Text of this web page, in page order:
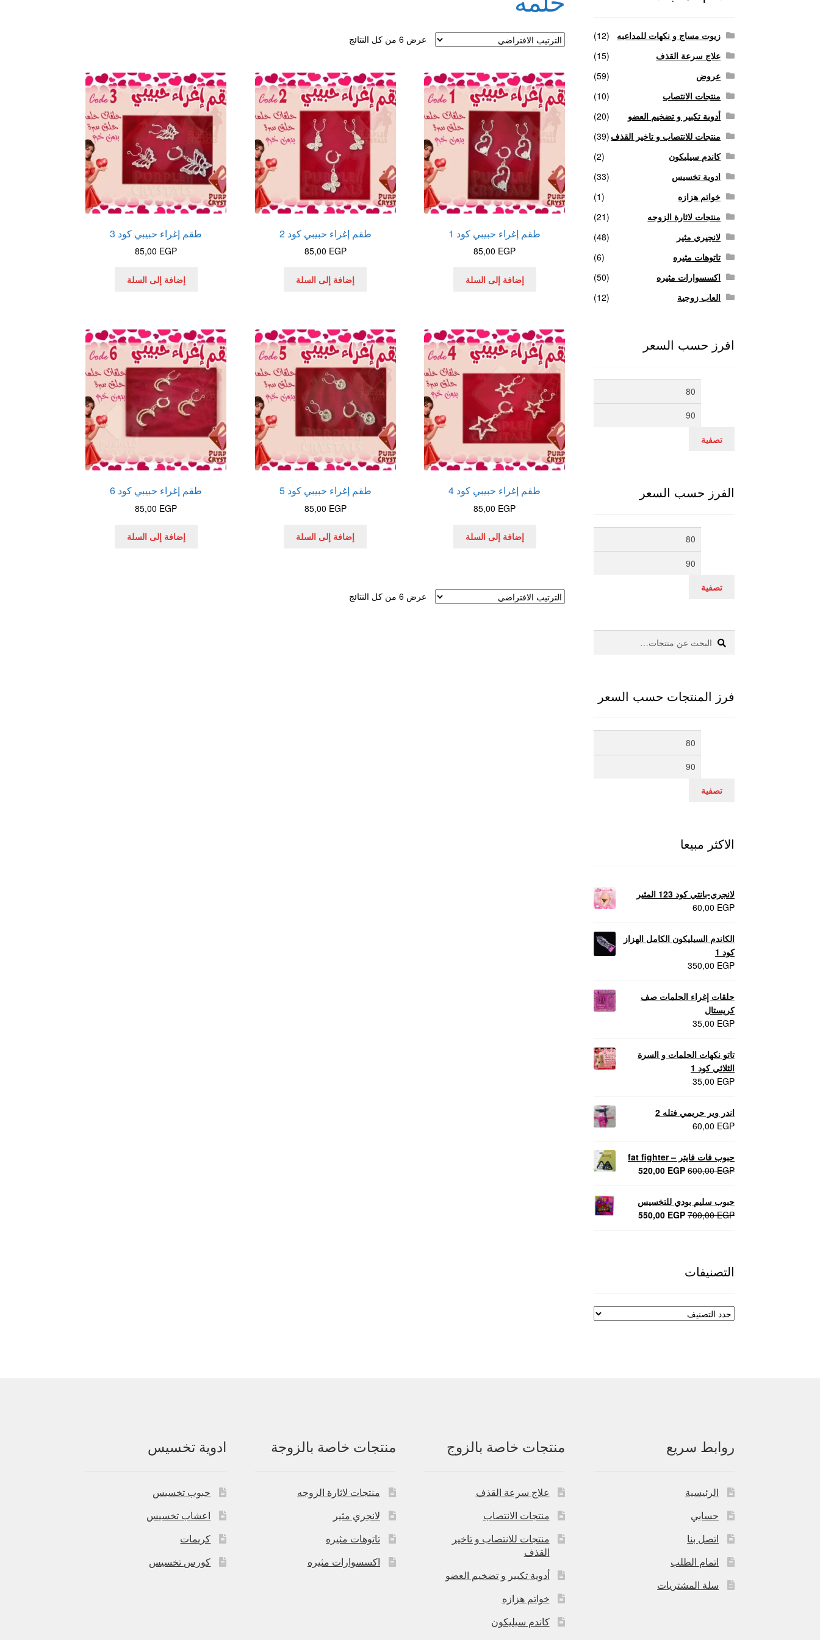
عرض ⁦6⁩ من كل النتائج
طقم إغراء حبيبي كود 1
85,00 EGP
إضافة إلى السلة
طقم إغراء حبيبي كود 2
85,00 EGP
إضافة إلى السلة
طقم إغراء حبيبي كود 3
85,00 EGP
إضافة إلى السلة
طقم إغراء حبيبي كود 4
85,00 EGP
إضافة إلى السلة
طقم إغراء حبيبي كود 5
85,00 EGP
إضافة إلى السلة
طقم إغراء حبيبي كود 6
85,00 EGP
إضافة إلى السلة
عرض ⁦6⁩ من كل النتائج
زيوت مساج و نكهات للمداعبه
(12)
علاج سرعة القذف
(15)
عروض
(59)
منتجات الانتصاب
(10)
أدوية تكبير و تضخيم العضو
(20)
منتجات للانتصاب و تاخير القذف (39)
كاندم سيليكون
(2)
ادوية تخسيس
(33)
خواتم هزازه
(1)
منتجات لاثارة الزوجه
(21)
لانجيري مثير
(48)
تاتوهات مثيره
(6)
اكسسوارات مثيره
(50)
العاب زوجية
(12)
افرز حسب السعر
أدنى
تصفية
الفرز حسب السعر
أدنى
تصفية
البحث
عن:
بحث
فرز المنتجات حسب السعر
أدنى
تصفية
الاكثر مبيعا
لانجري-بانتي كود 123 المثير
60,00 EGP
الكاندم السيليكون الكامل الهزاز
كود 1
350,00 EGP
حلقات إغراء الحلمات صف
كريستال
35,00 EGP
تاتو نكهات الحلمات و السرة
الثلاثي كود 1
35,00 EGP
اندر وير حريمي فتله 2
60,00 EGP
حبوب فات فايتر – fat fighter
600,00EGP
السعر
600,00 EGP.
520,00 EGP
السعر
520,00 EGP.
حبوب سليم بودي للتخسيس
700,00EGP
السعر550,00 EGP
السعر
التصنيفات
روابط سريع
الرئيسية
حسابي
اتصل بنا
اتمام الطلب
سلة المشتريات
منتجات خاصة بالزوج
علاج سرعة القذف
منتجات الانتصاب
منتجات للانتصاب و تاخير
القذف
أدوية تكبير و تضخيم العضو
خواتم هزازه
كاندم سيليكون
منتجات خاصة بالزوجة
منتجات لاثارة الزوجه
لانجري مثير
تاتوهات مثيره
اكسسوارات مثيره
ادوية تخسيس
حبوب تخسيس
اعشاب تخسيس
كريمات
كورس تخسيس